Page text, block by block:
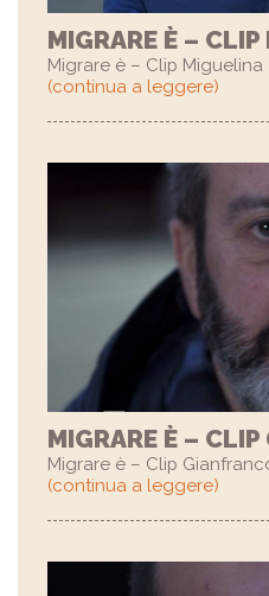
MIGRARE È –
Migrare è – Clip Miguelina
(continua a leggere)
MIGRARE È –
Migrare è – Clip
(continua a leggere)